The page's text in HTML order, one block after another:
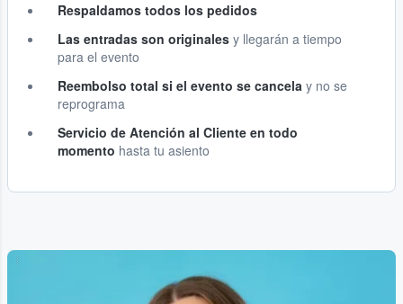
Respaldamos todos los pedidos
Las entradas son originales y llegarán a tiempo
para el evento
Reembolso total si el evento se cancela y no se
reprograma
Servicio de Atención al Cliente en todo
momento hasta tu asiento
...